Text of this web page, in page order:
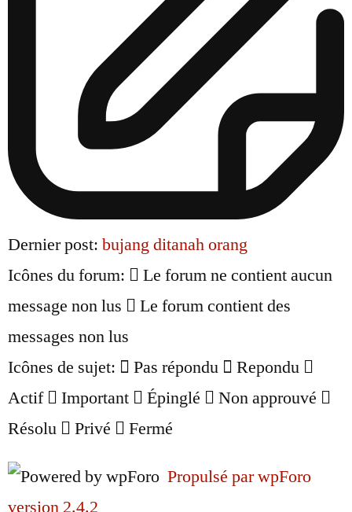
Dernier post: bujang ditanah orang
Icônes du forum:
Le forum ne contient aucun
message non lus
Le forum contient des
messages non lus
Icônes de sujet:
Pas répondu
Repondu
Actif
Important Épinglé
Non approuvé
Résolu
Privé Fermé
Propulsé par wpForo
version 2.4.2